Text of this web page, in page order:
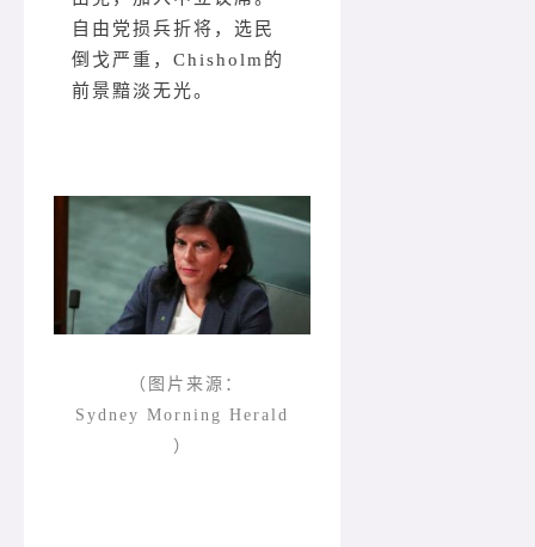
自由党损兵折将，选民
倒戈严重，Chisholm的
前景黯淡无光。
（图片来源：
Sydney Morning Herald
）